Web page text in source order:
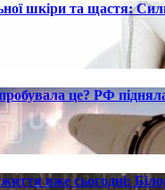
шкіри та щастя:
це? РФ
вже сьогодні: